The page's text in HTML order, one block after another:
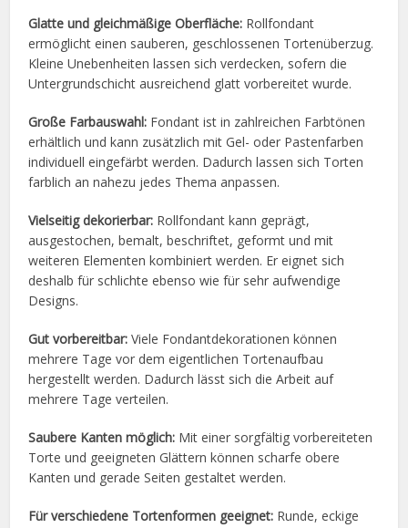
Glatte und gleichmäßige Oberfläche: Rollfondant
ermöglicht einen sauberen, geschlossenen Tortenüberzug.
Kleine Unebenheiten lassen sich verdecken, sofern die
Untergrundschicht ausreichend glatt vorbereitet wurde.
Große Farbauswahl: Fondant ist in zahlreichen Farbtönen
erhältlich und kann zusätzlich mit Gel- oder Pastenfarben
individuell eingefärbt werden. Dadurch lassen sich Torten
farblich an nahezu jedes Thema anpassen.
Vielseitig dekorierbar: Rollfondant kann geprägt,
ausgestochen, bemalt, beschriftet, geformt und mit
weiteren Elementen kombiniert werden. Er eignet sich
deshalb für schlichte ebenso wie für sehr aufwendige
Designs.
Gut vorbereitbar: Viele Fondantdekorationen können
mehrere Tage vor dem eigentlichen Tortenaufbau
hergestellt werden. Dadurch lässt sich die Arbeit auf
mehrere Tage verteilen.
Saubere Kanten möglich: Mit einer sorgfältig vorbereiteten
Torte und geeigneten Glättern können scharfe obere
Kanten und gerade Seiten gestaltet werden.
Für verschiedene Tortenformen geeignet: Runde, eckige